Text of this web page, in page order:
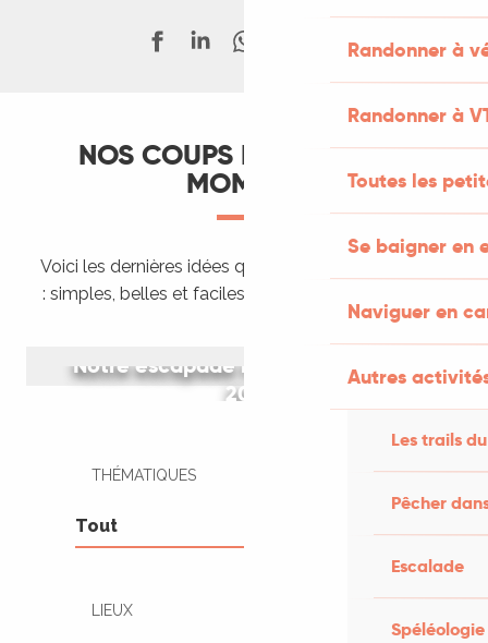
Randonner à
Randonner à
Toutes les
Se baigner en
Naviguer en
Autres
Les trails
Pêcher
Escalade
Spéléologie
NOS COUPS DE CŒUR DU
MOMENT
Voici les dernières idées que nous venons de tester
: simples, belles et faciles à organiser tout de suite.
Notre escapade rétro en peugeot
203
THÉMATIQUES
LIEUX